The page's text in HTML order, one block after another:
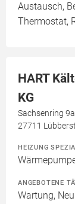
Austausch,
Thermostat,
HART
KG
Sachsenring
27711
HEIZUNG
ANGEBOTENE
Wartung,